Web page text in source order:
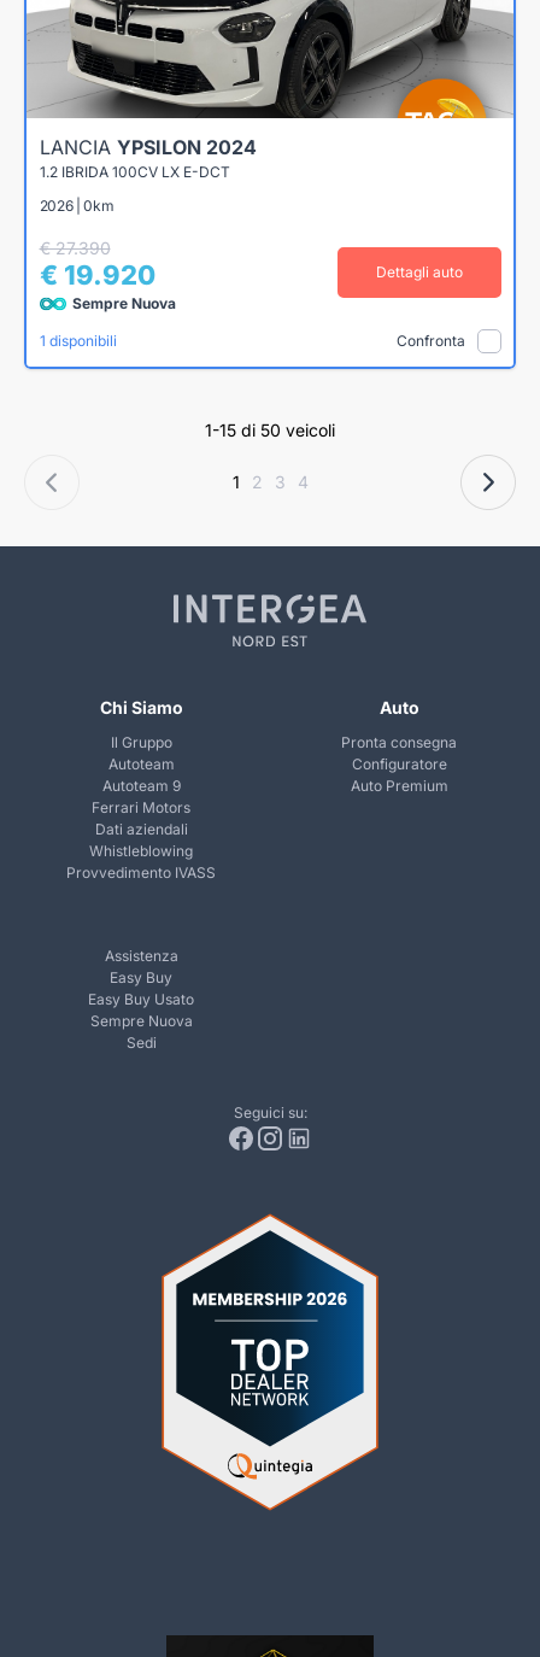
LANCIA YPSILON 2024
1.2 IBRIDA 100CV LX E-DCT
2026 | 0km
€ 27.390
€ 19.920
Sempre Nuova
Dettagli auto
1 disponibili Confronta
1-15 di 50 veicoli
1 2 3 4
Chi Siamo
Il Gruppo
Autoteam
Autoteam 9
Ferrari Motors
Dati aziendali
Whistleblowing
Provvedimento IVASS
Auto
Pronta consegna
Configuratore
Auto Premium
Assistenza
Easy Buy
Easy Buy Usato
Sempre Nuova
Sedi
Seguici su: